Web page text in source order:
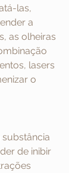
las,
a
as olheiras
lasers
o
de inibir